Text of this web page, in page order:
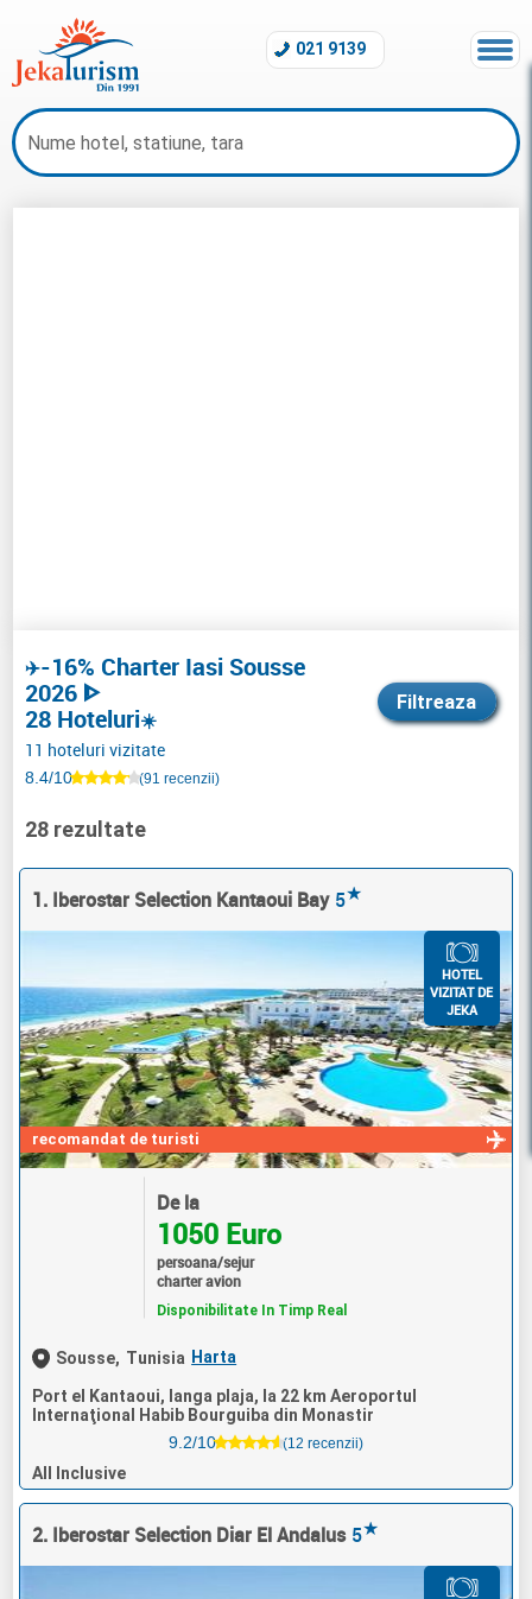
021 9139
28 rezultate
1. Iberostar Selection Kantaoui Bay 5★
recomandat de turisti
HOTEL
VIZITAT DE
JEKA
De la
1050 Euro
persoana/sejur
charter avion
Disponibilitate In Timp Real
Sousse, Tunisia Harta
Port el Kantaoui, langa plaja, la 22 km Aeroportul
Internaţional Habib Bourguiba din Monastir
9.2/10
(12 recenzii)
All Inclusive
2. Iberostar Selection Diar El Andalus 5★
✈️-16% Charter Iasi Sousse
2026 ᐈ
28 Hoteluri☀️
11 hoteluri vizitate
8.4/10 (91 recenzii)
Filtreaza